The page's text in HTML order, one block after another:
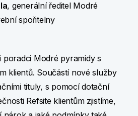
, generální ředitel Modré
spořitelny
poradci Modré pyramidy s
klientů. Součástí nové služby
tituly, s pomocí dotační
Refsite klientům zjistíme,